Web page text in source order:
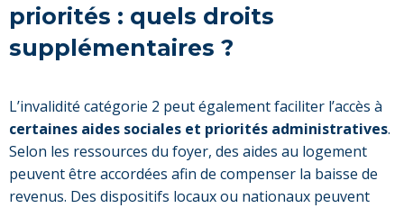
priorités : quels droits
supplémentaires ?
L’invalidité catégorie 2 peut également faciliter l’accès à
certaines aides sociales et priorités administratives.
Selon les ressources du foyer, des aides au logement
peuvent être accordées afin de compenser la baisse de
revenus. Des dispositifs locaux ou nationaux peuvent